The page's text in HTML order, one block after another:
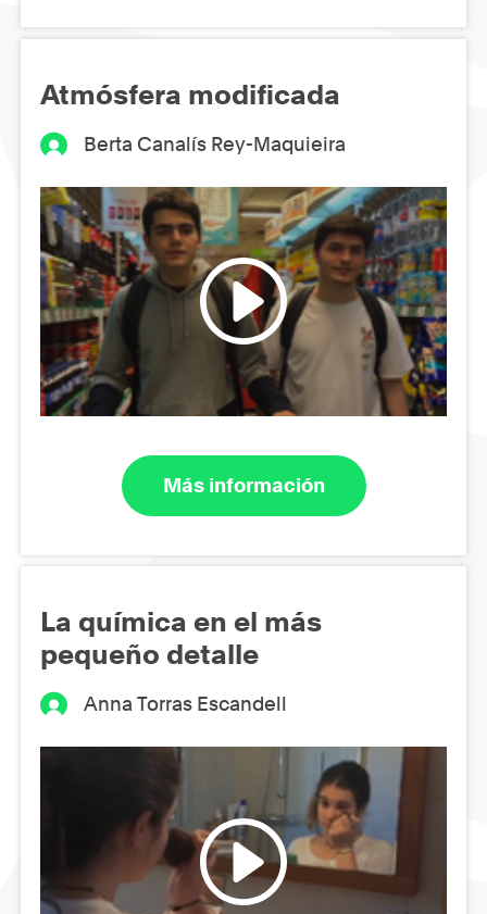
Atmósfera modificada
Berta Canalís Rey-Maquieira
Más información
La química en el más
pequeño detalle
Anna Torras Escandell